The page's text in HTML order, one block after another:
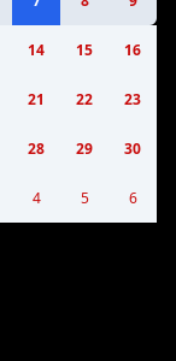
14 15 16
21 22 23
28 29 30
4 5 6